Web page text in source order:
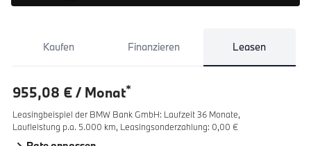
Kaufen Finanzieren Leasen
955,08 € / Monat*
Leasingbeispiel der BMW Bank GmbH: Laufzeit 36 Monate,
Laufleistung p.a. 5.000 km, Leasingsonderzahlung: 0,00 €